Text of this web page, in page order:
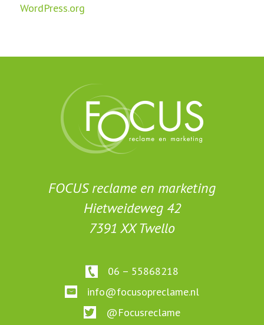
WordPress.org
FOCUS reclame en marketing
Hietweideweg 42
7391 XX Twello
06 – 55868218
info@focusopreclame.nl
@Focusreclame